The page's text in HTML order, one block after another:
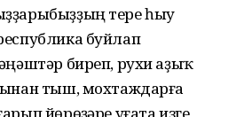
тере һыу
буйлап
биреп, рухи аҙыҡ
тыш, мохтаждарға